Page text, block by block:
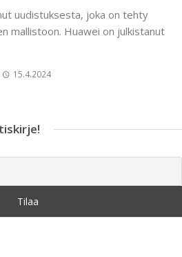
uudistuksesta, joka on tehty
mallistoon. Huawei on julkistanut
15.4.2024